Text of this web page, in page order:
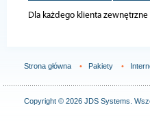
Dla każdego klienta zewnętrzne
Strona główna • Pakiety •
Copyright © 2026 JDS Systems .